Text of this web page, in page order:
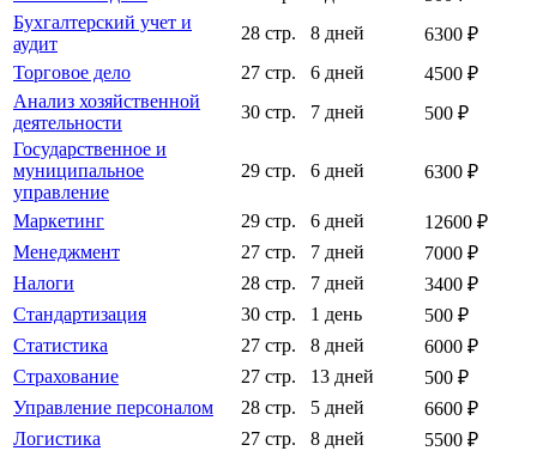
Бухгалтерский учет и
аудит
28 стр. 8 дней
6300 ₽
Торговое дело
27 стр. 6 дней
4500 ₽
Анализ хозяйственной
деятельности
30 стр. 7 дней
500 ₽
Государственное и
муниципальное
управление
29 стр. 6 дней 6300 ₽
Маркетинг 29 стр. 6 дней
12600 ₽
Менеджмент
27 стр. 7 дней
7000 ₽
Налоги
28 стр. 7 дней
3400 ₽
Стандартизация
30 стр. 1 день
500 ₽
Статистика
27 стр. 8 дней
6000 ₽
Страхование
27 стр. 13 дней
500 ₽
Управление персоналом
28 стр. 5 дней
6600 ₽
Логистика
27 стр. 8 дней
5500 ₽